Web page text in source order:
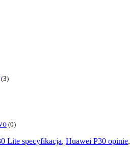
(3)
(0)
Lite specyfikacja, Huawei P30 opinie,